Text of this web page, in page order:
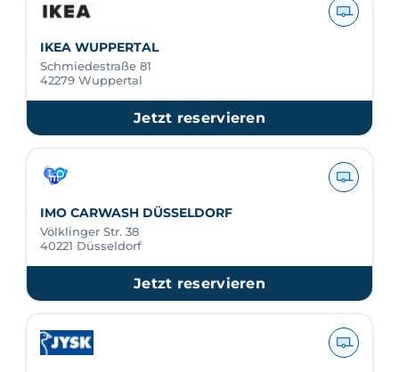
IKEA WUPPERTAL
Schmiedestraße 81
42279 Wuppertal
Jetzt reservieren
IMO CARWASH DÜSSELDORF
Völklinger Str. 38
40221 Düsseldorf
Jetzt reservieren